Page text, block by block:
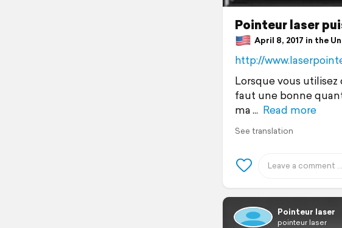
Pointeur laser
April 8, 2017 in the
http://
Lorsque vous
faut une bonne
ma
Read more
See translation
Pointeur laser
pointeur laser